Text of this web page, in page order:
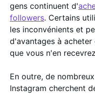
gens continuent d'
followers. Certains
les inconvénients et
d'avantages à
que vous n'en
En outre, de
Instagram cherchent